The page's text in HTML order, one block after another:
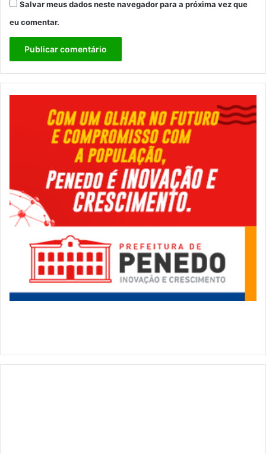
Salvar meus dados neste navegador para a próxima vez que
eu comentar.